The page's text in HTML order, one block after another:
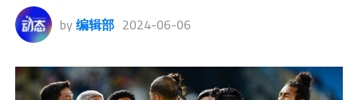
by 编辑部 2024-06-06